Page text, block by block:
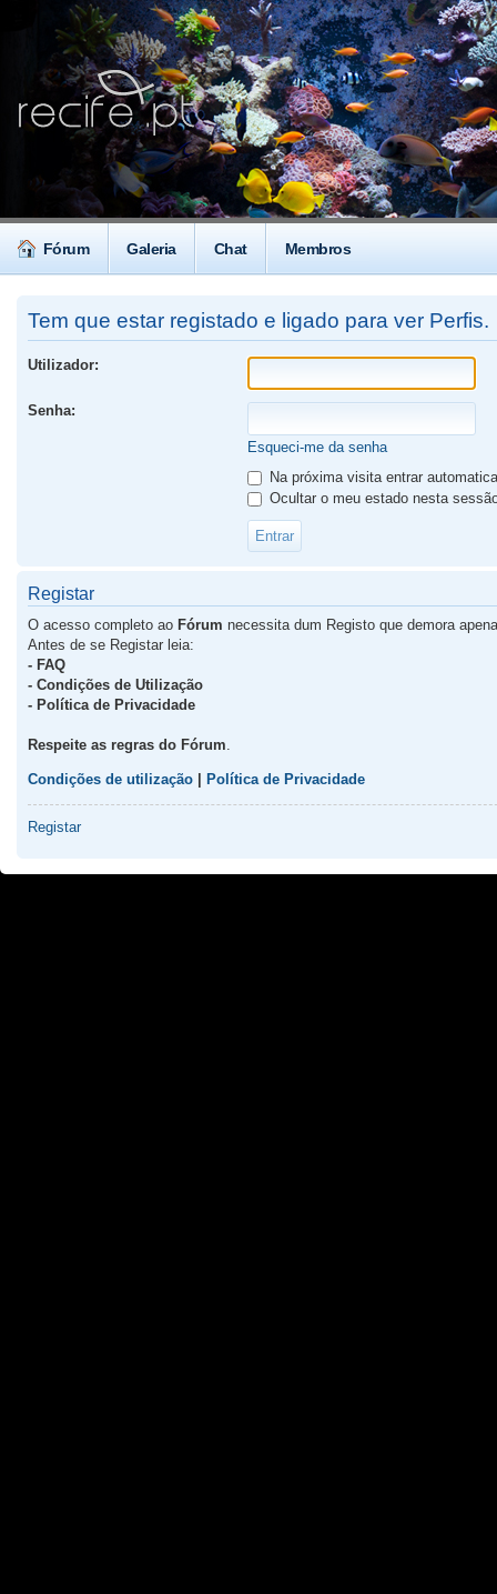
Fórum Galeria Chat Membros
Tem que estar registado e ligado para ver Perfis.
Utilizador:
Senha:
Esqueci-me da senha
Na próxima visita entrar
Ocultar o meu estado nesta
Registar
O acesso completo ao Fórum necessita dum Registo que demora
Antes de se Registar leia:
- FAQ
- Condições de Utilização
- Política de Privacidade
Respeite as regras do Fórum
Condições de utilização Política de Privacidade
Registar